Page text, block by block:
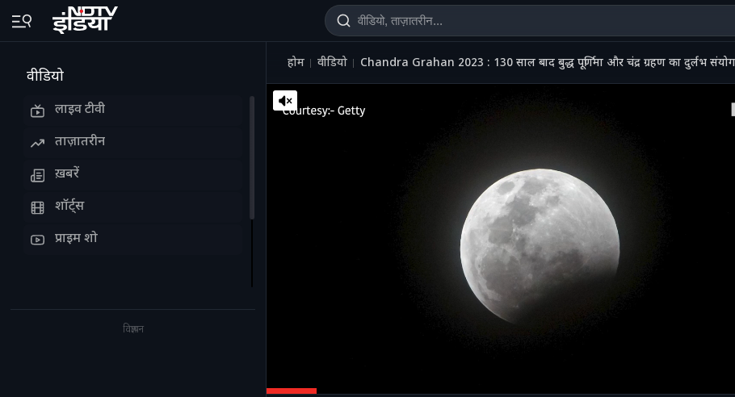
वीडियो
लाइव टीवी
ताज़ातरीन
ख़बरें
शॉर्ट्स
प्राइम शो
विज्ञापन
होम वीडियो Chandra Grahan 2023 : 130 साल बाद बुद्ध पूर्णिमा और चंद्र ग्रहण का दुर्लभ